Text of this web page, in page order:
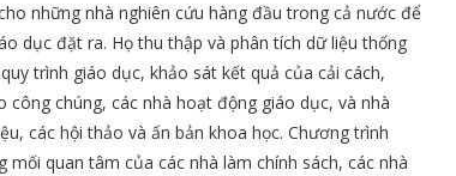
những nhà nghiên cứu hàng đầu trong cả nước để
dục đặt ra. Họ thu thập và phân tích dữ liệu thống
trình giáo dục, khảo sát kết quả của cải cách,
chúng, các nhà hoạt động giáo dục, và nhà
các hội thảo và ấn bản khoa học. Chương trình
quan tâm của các nhà làm chính sách, các nhà